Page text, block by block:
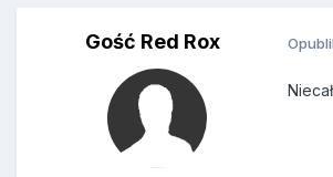
Gość Red Rox